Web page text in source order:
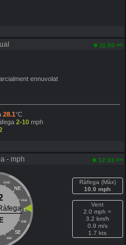
11:50 am
ennuvolat
28.1°C
2-10 mph
- mph 12:33 pm
NNE
NE
ENE
E
ESE
SE
SSE
E
Ràfega (Màx)
10.0 mph
Vent
2.0 mph =
3.2 km/h
0.9 m/s
1.7 kts